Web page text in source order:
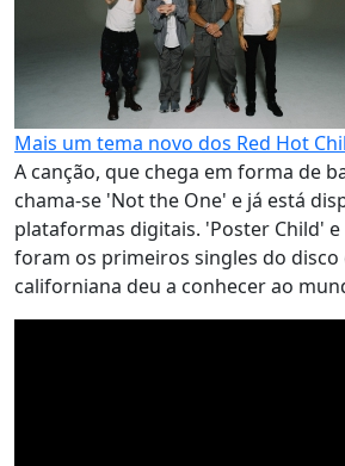
Mais um tema novo dos Red Hot
A canção, que chega em forma de
chama-se 'Not the One' e já está
plataformas digitais. 'Poster Child'
foram os primeiros singles do disco
californiana deu a conhecer ao